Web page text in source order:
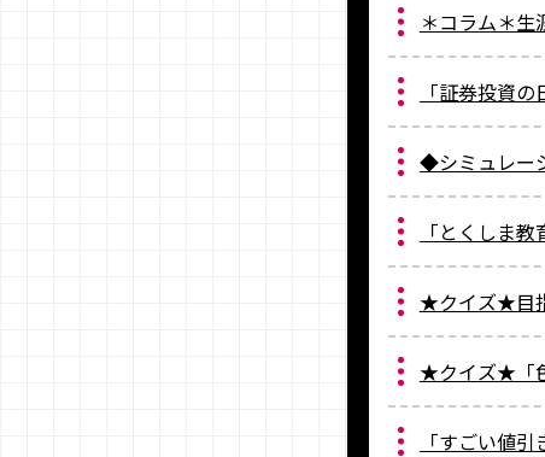
＊コラム＊生
「証券投資
◆シミュレー
「とくしま
★クイズ★目
★クイズ★「
「すごい値